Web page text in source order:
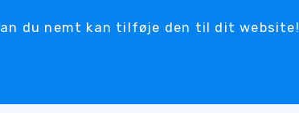
du nemt kan tilføje den til dit website!